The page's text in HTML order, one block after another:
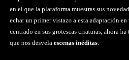
en el que la plataforma muestras sus
echar un primer vistazo a esta adaptación
centrado en sus grotescas criaturas, ahora
que nos desvela escenas inéditas.